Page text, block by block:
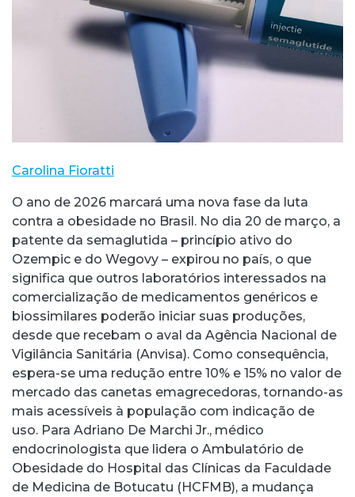
Carolina Fioratti
O ano de 2026 marcará uma nova fase da luta
contra a obesidade no Brasil. No dia 20 de março, a
patente da semaglutida – princípio ativo do
Ozempic e do Wegovy – expirou no país, o que
significa que outros laboratórios interessados na
comercialização de medicamentos genéricos e
biossimilares poderão iniciar suas produções,
desde que recebam o aval da Agência Nacional de
Vigilância Sanitária (Anvisa). Como consequência,
espera-se uma redução entre 10% e 15% no valor de
mercado das canetas emagrecedoras, tornando-as
mais acessíveis à população com indicação de
uso. Para Adriano De Marchi Jr., médico
endocrinologista que lidera o Ambulatório de
Obesidade do Hospital das Clínicas da Faculdade
de Medicina de Botucatu (HCFMB), a mudança